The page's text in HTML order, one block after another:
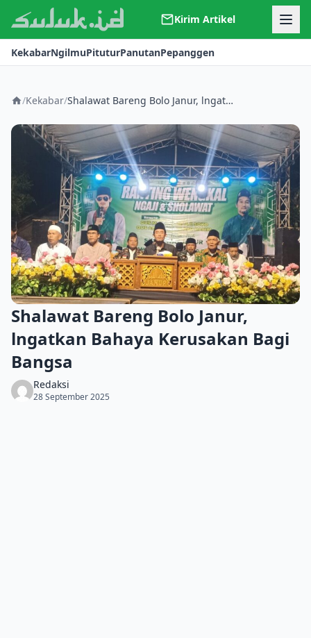
Kirim Artikel
Kerjasama
Kontak
KekabarNgilmuPituturPanutanPepanggen
/Kekabar/ Shalawat Bareng Bolo Janur, lngatkan Bahaya Kerusakan Bagi Bangsa
Shalawat Bareng Bolo Janur,
lngatkan Bahaya Kerusakan Bagi
Bangsa
Redaksi
28 September 2025